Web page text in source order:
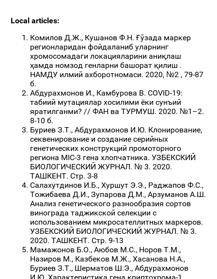
Local articles:
Комилов Д.Ж., Кушанов Ф.Н. Ғўзада маркер
регионларидан фойдаланиб уларнинг
хромосомадаги локацияларини аниқлаш
ҳамда номзод генларни башорат қилиш .
НАМДУ илмий ахборотномаси. 2020, №2 , 79-87
б.
Абдурахмонов И., Камбурова В. COVID-19:
табиий мутациялар хосилими ёки сунъий
яратилганми? // ФАН ва ТУРМУШ. 2020. №1–2.
8-10 б.
Буриев З.Т., Абдурахмонов И.Ю. Клонирование,
секвенирование и создание серийных
генетических конструкций промоторного
региона MIC-3 гена хлопчатника. УЗБЕКСКИЙ
БИОЛОГИЧЕСКИЙ ЖУРНАЛ. № 3. 2020.
ТАШКЕНТ. Стр. 3-8
Салахутдинов И.Б., Хуршут Э.Э., Раджапов Ф.С.,
Тожибаева Д.И., Зупарова Д.М., Арзуманов А.Ш.
Анализ генетического разнообразия сортов
винограда таджикской селекции с
использованием микросателлитных маркеров.
УЗБЕКСКИЙ БИОЛОГИЧЕСКИЙ ЖУРНАЛ. № 3.
2020. ТАШКЕНТ. Стр. 9-13
Мамажонов Б.О., Аюбов М.С., Норов Т.М.,
Назиров М., Казбеков М.Ж., Хасанова Н.А.,
Буриев З.Т., Шерматов Ш.Э., Абдурахмонов